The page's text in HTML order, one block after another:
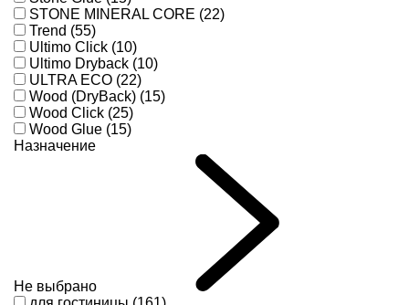
STONE MINERAL CORE (22)
Trend (55)
Ultimo Click (10)
Ultimo Dryback (10)
ULTRA ECO (22)
Wood (DryBack) (15)
Wood Click (25)
Wood Glue (15)
Назначение
Не выбрано